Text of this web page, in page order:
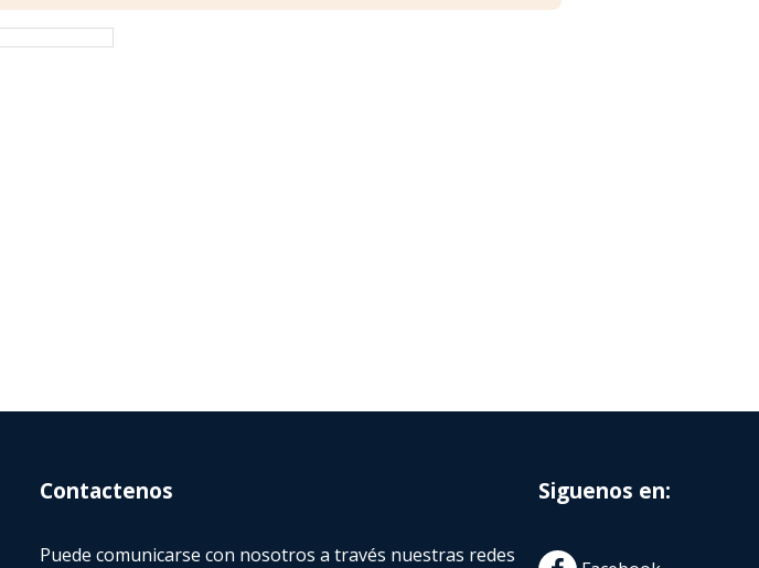
Contactenos
Puede comunicarse con nosotros a través nuestras redes
Siguenos en: